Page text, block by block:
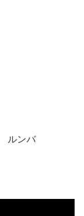
ルンバ